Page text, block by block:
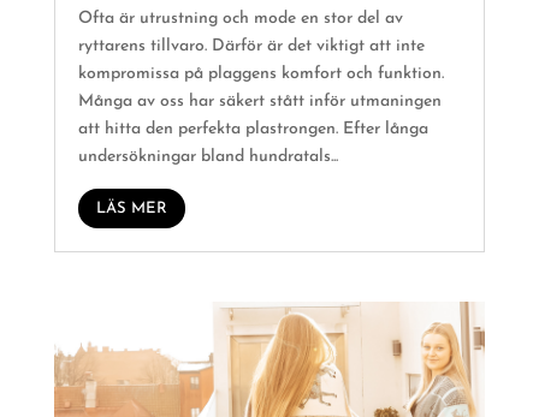
Ofta är utrustning och mode en stor del av
ryttarens tillvaro. Därför är det viktigt att inte
kompromissa på plaggens komfort och funktion.
Många av oss har säkert stått inför utmaningen
att hitta den perfekta plastrongen. Efter långa
undersökningar bland hundratals...
LÄS MER